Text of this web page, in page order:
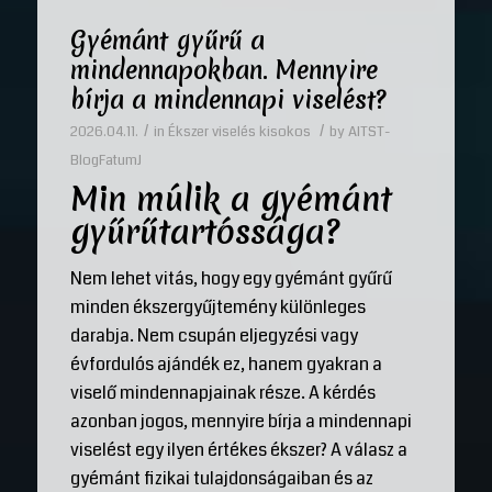
Gyémánt gyűrű a
mindennapokban. Mennyire
bírja a mindennapi viselést?
2026.04.11. / in Ékszer viselés kisokos / by AITST-
BlogFatumJ
Min múlik a gyémánt
gyűrűtartóssága?
Nem lehet vitás, hogy egy gyémánt gyűrű
minden ékszergyűjtemény különleges
darabja. Nem csupán eljegyzési vagy
évfordulós ajándék ez, hanem gyakran a
viselő mindennapjainak része. A kérdés
azonban jogos, mennyire bírja a mindennapi
viselést egy ilyen értékes ékszer? A válasz a
gyémánt fizikai tulajdonságaiban és az